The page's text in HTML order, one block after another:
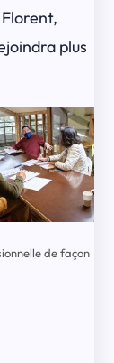
plus
de façon